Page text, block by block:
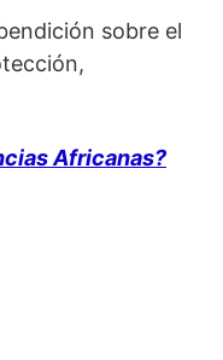
sobre el
Africanas?